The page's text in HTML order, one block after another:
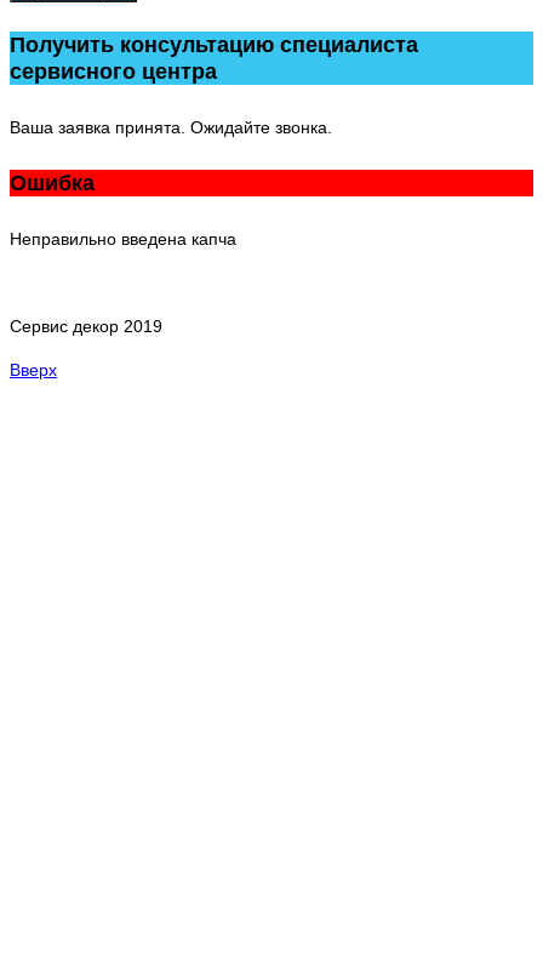
Получить консультацию специалиста
сервисного центра
Ваша заявка принята. Ожидайте звонка.
Ошибка
Неправильно введена капча
Сервис декор 2019
Вверх